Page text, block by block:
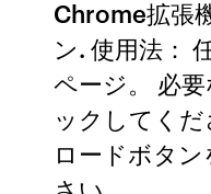
Chrome拡張
ン. 使用法：
ページ。 必
ックしてく
ロードボタ